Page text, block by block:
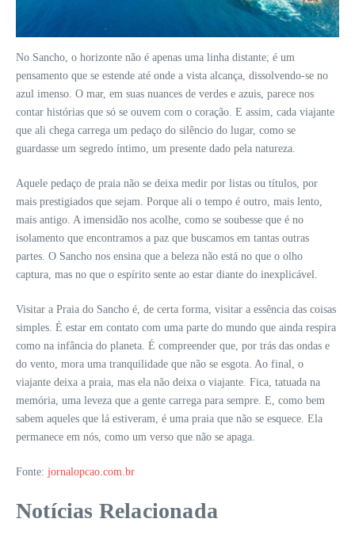
No Sancho, o horizonte não é apenas uma linha distante; é um
pensamento que se estende até onde a vista alcança, dissolvendo-se no
azul imenso. O mar, em suas nuances de verdes e azuis, parece nos
contar histórias que só se ouvem com o coração. E assim, cada viajante
que ali chega carrega um pedaço do silêncio do lugar, como se
guardasse um segredo íntimo, um presente dado pela natureza.
Aquele pedaço de praia não se deixa medir por listas ou títulos, por
mais prestigiados que sejam. Porque ali o tempo é outro, mais lento,
mais antigo. A imensidão nos acolhe, como se soubesse que é no
isolamento que encontramos a paz que buscamos em tantas outras
partes. O Sancho nos ensina que a beleza não está no que o olho
captura, mas no que o espírito sente ao estar diante do inexplicável.
Visitar a Praia do Sancho é, de certa forma, visitar a essência das coisas
simples. É estar em contato com uma parte do mundo que ainda respira
como na infância do planeta. É compreender que, por trás das ondas e
do vento, mora uma tranquilidade que não se esgota. Ao final, o
viajante deixa a praia, mas ela não deixa o viajante. Fica, tatuada na
memória, uma leveza que a gente carrega para sempre. E, como bem
sabem aqueles que lá estiveram, é uma praia que não se esquece. Ela
permanece em nós, como um verso que não se apaga.
Fonte: jornalopcao.com.br
Notícias Relacionada